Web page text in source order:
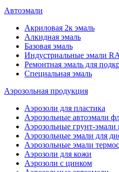
Автоэмали
Акриловая 2к эмаль
Алкидная эмаль
Базовая эмаль
Индустриальные эмали
Ремонтная эмаль для
Специальная эмаль
Аэрозольная продукция
Аэрозоли для пластика
Аэрозольные автоэмали
Аэрозольные грунт-эмали
Аэрозольные эмали для
Аэрозольные эмали
Аэрозоли для кожи
Аэрозоли с цинком